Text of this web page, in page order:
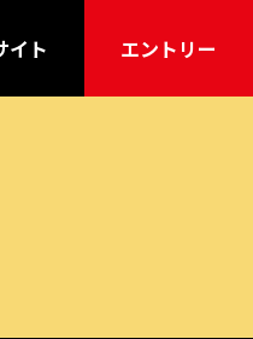
イト エントリー